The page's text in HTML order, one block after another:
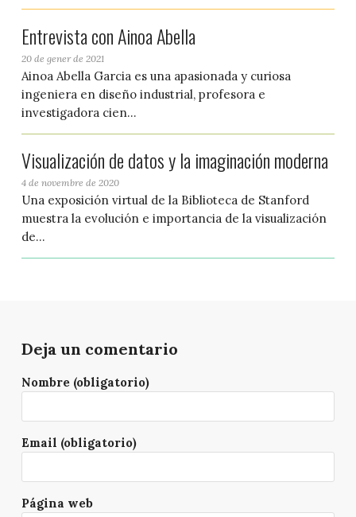
Entrevista con Ainoa Abella
20 de gener de 2021
Ainoa Abella Garcia es una apasionada y curiosa
ingeniera en diseño industrial, profesora e
investigadora cien...
Visualización de datos y la imaginación moderna
4 de novembre de 2020
Una exposición virtual de la Biblioteca de Stanford
muestra la evolución e importancia de la visualización
de...
Deja un comentario
Nombre (obligatorio)
Email (obligatorio)
Página web